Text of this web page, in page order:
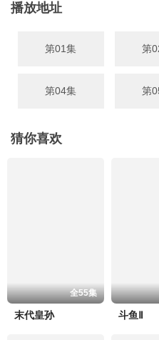
播放地址
第01集 第
第04集 第
猜你喜欢
全55集
末代皇孙 斗鱼Ⅱ